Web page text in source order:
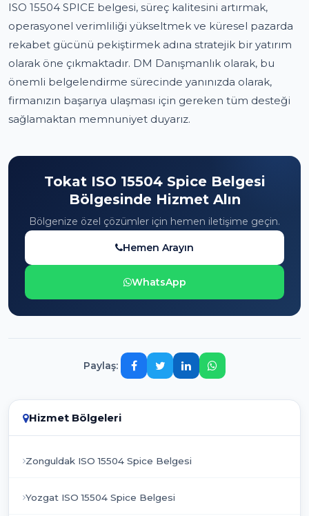
ISO 15504 SPICE belgesi, süreç kalitesini artırmak,
operasyonel verimliliği yükseltmek ve küresel pazarda
rekabet gücünü pekiştirmek adına stratejik bir yatırım
olarak öne çıkmaktadır. DM Danışmanlık olarak, bu
önemli belgelendirme sürecinde yanınızda olarak,
firmanızın başarıya ulaşması için gereken tüm desteği
sağlamaktan memnuniyet duyarız.
Tokat ISO 15504 Spice Belgesi
Bölgesinde Hizmet Alın
Bölgenize özel çözümler için hemen iletişime geçin.
Hemen Arayın
WhatsApp
Paylaş:
Hizmet Bölgeleri
Zonguldak ISO 15504 Spice Belgesi
Yozgat ISO 15504 Spice Belgesi